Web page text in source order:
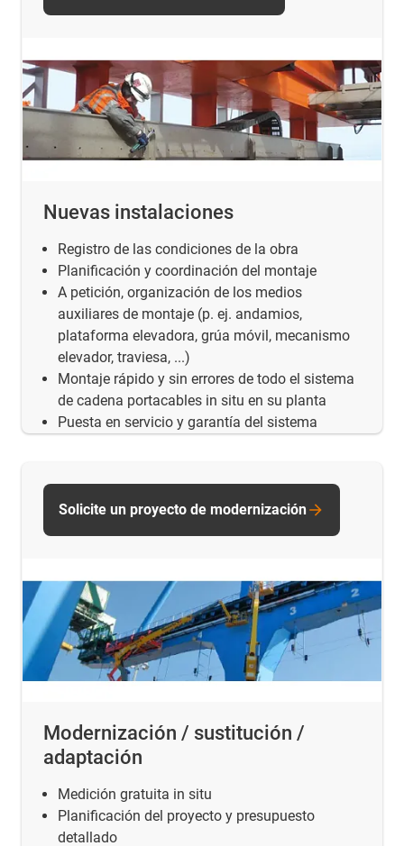
Nuevas instalaciones
Registro de las condiciones de la obra
Planificación y coordinación del montaje
A petición, organización de los medios
auxiliares de montaje (p. ej. andamios,
plataforma elevadora, grúa móvil, mecanismo
elevador, traviesa, ...)
Montaje rápido y sin errores de todo el sistema
de cadena portacables in situ en su planta
Puesta en servicio y garantía del sistema
Modernización / sustitución /
adaptación
Medición gratuita in situ
Planificación del proyecto y presupuesto
detallado
Solicite un proyecto de modernización